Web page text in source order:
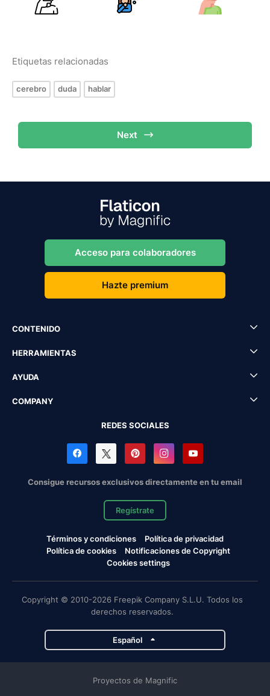
Etiquetas relacionadas
cerebro duda hablar
Next
Acceso para colaboradores
Hazte premium
CONTENIDO
HERRAMIENTAS
AYUDA
COMPANY
REDES SOCIALES
Consigue recursos exclusivos directamente en tu email
Regístrate
Términos y condiciones
Política de privacidad
Política de cookies
Notificaciones de Copyright
Cookies settings
Copyright © 2010-2026 Freepik Company S.L.U. Todos los
derechos reservados.
Español
Proyectos de Magnific